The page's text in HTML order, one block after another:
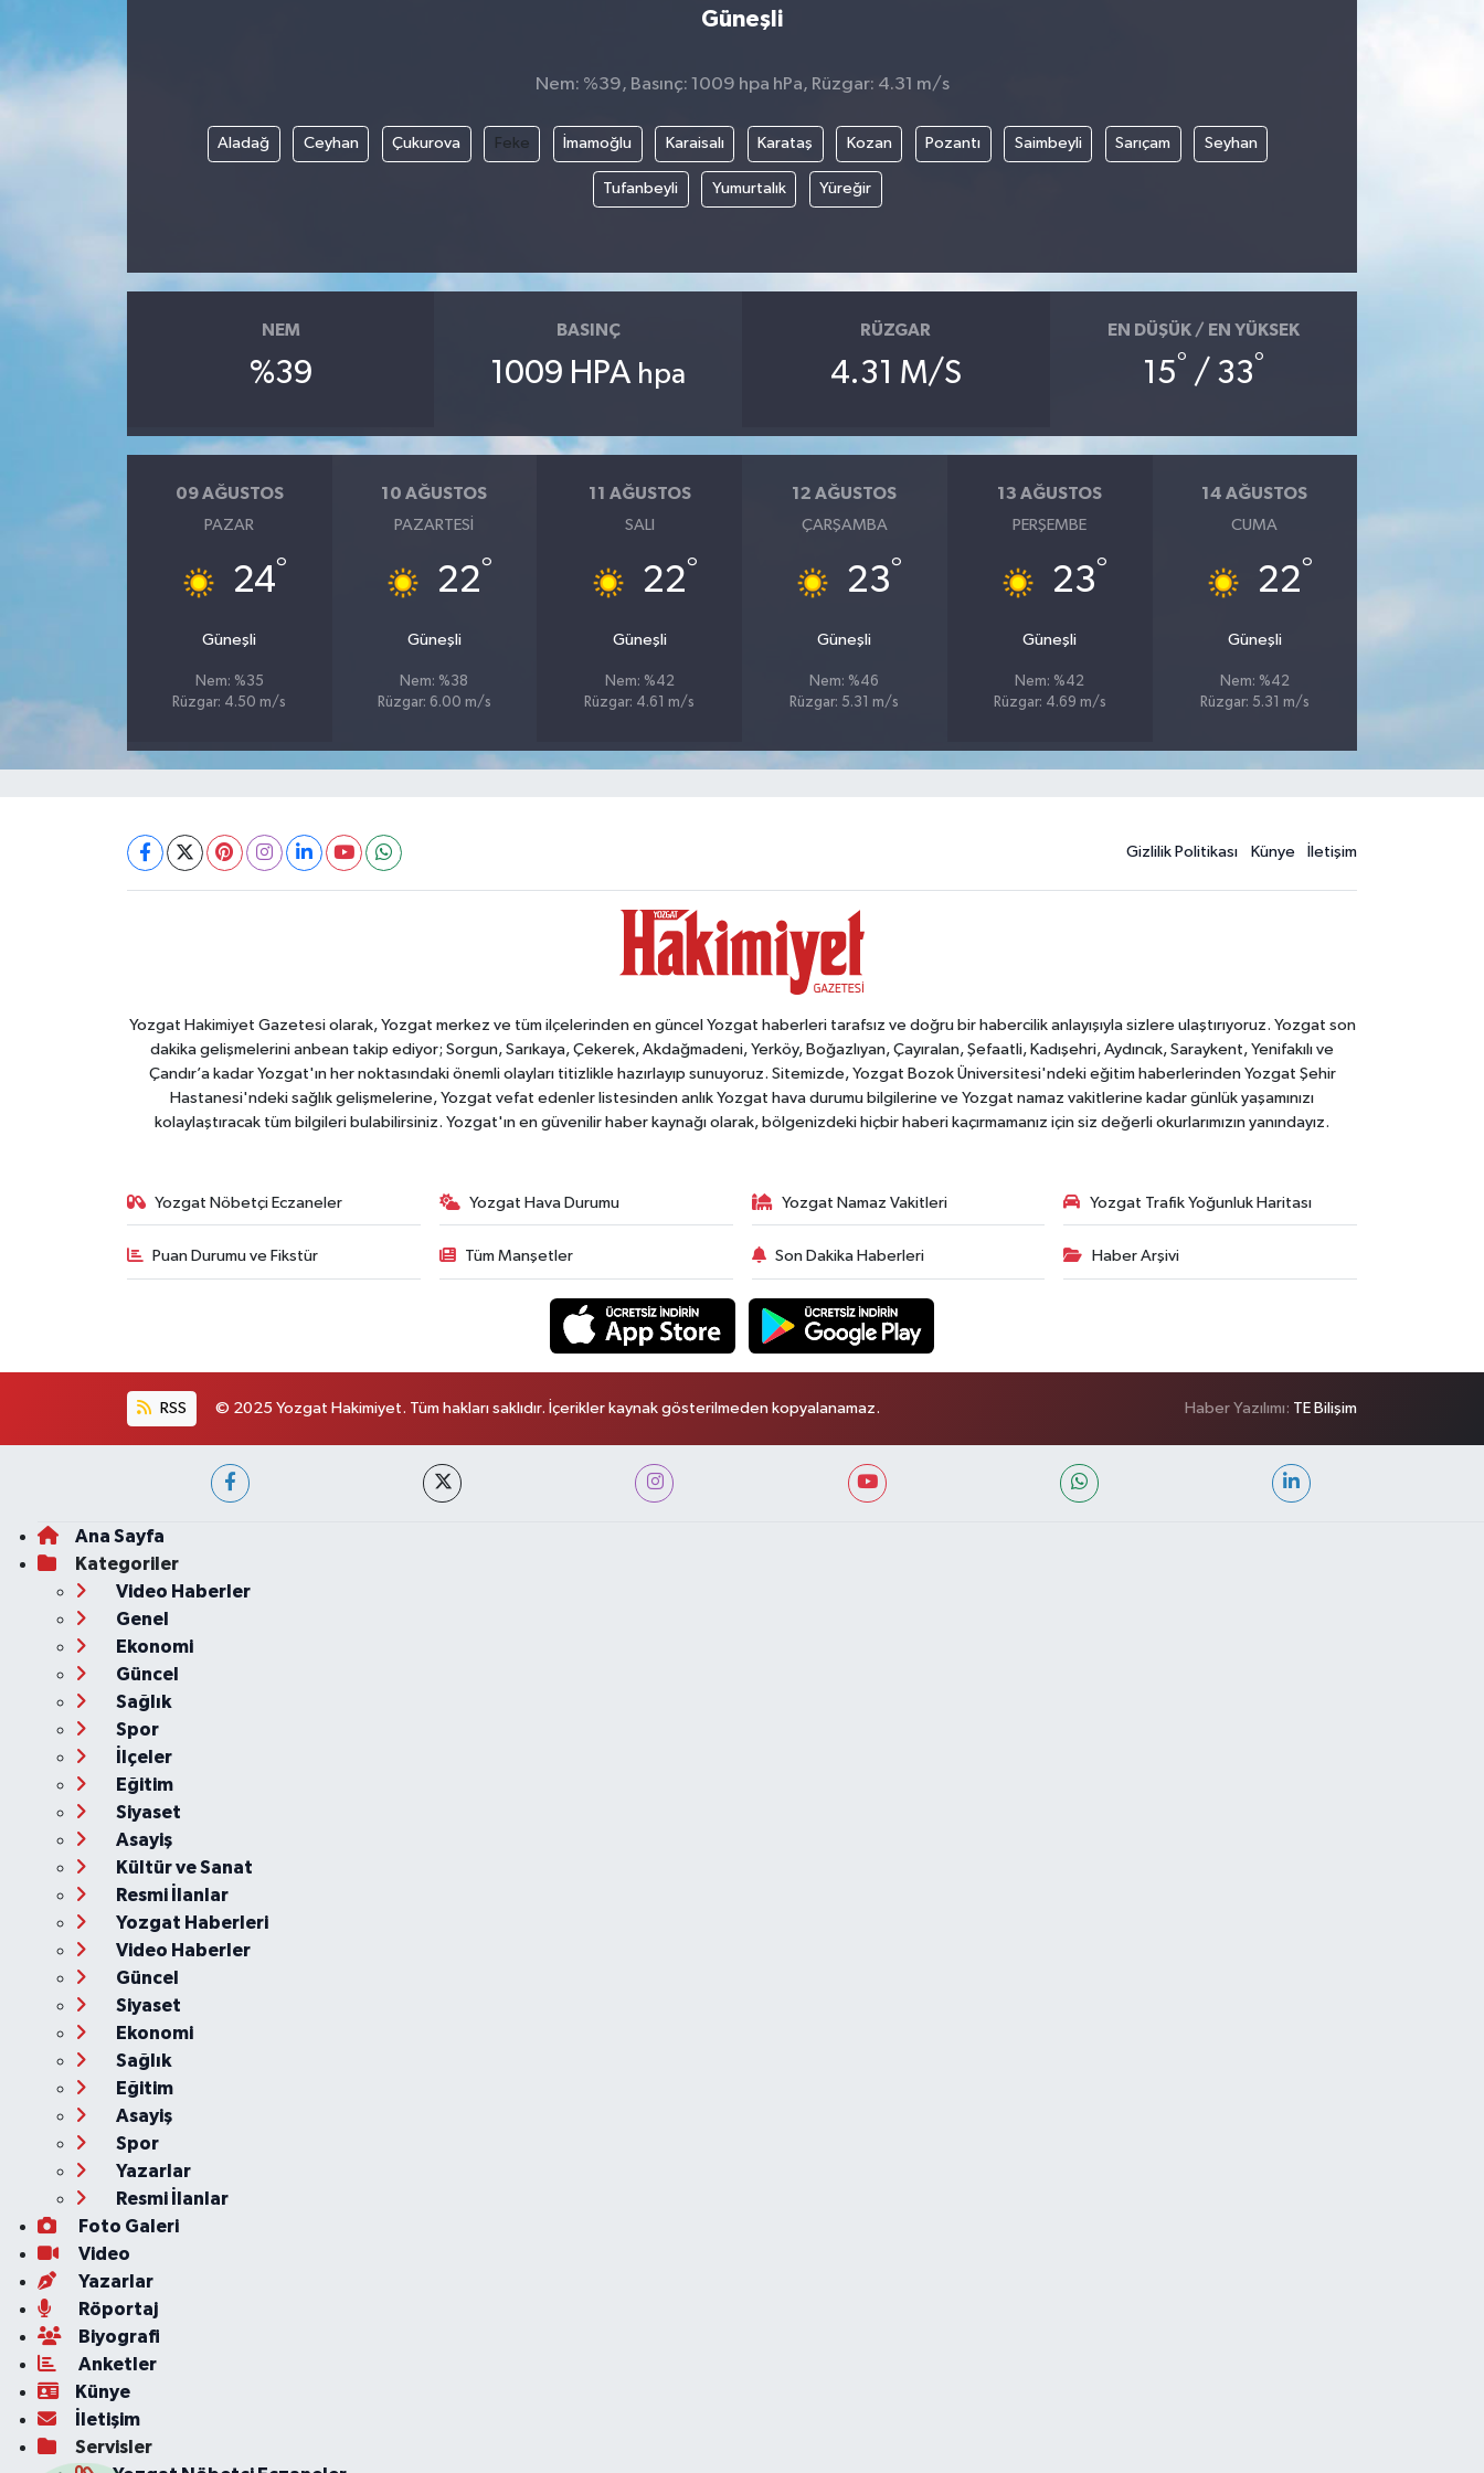
Güneşli
Nem: %39, Basınç: 1009 hpa hPa, Rüzgar: 4.31 m/s
Aladağ Ceyhan Çukurova Feke İmamoğlu Karaisalı Karataş Kozan Pozantı Saimbeyli Sarıçam Seyhan
Tufanbeyli Yumurtalık Yüreğir
NEM
%39
BASINÇ
1009 HPA hpa
RÜZGAR
4.31 M/S
EN DÜŞÜK / EN YÜKSEK
15° / 33°
09 AĞUSTOS
PAZAR
24°
Güneşli
Nem: %35
Rüzgar: 4.50 m/s
10 AĞUSTOS
PAZARTESI
22°
Güneşli
Nem: %38
Rüzgar: 6.00 m/s
11 AĞUSTOS
SALI
22°
Güneşli
Nem: %42
Rüzgar: 4.61 m/s
12 AĞUSTOS
ÇARŞAMBA
23°
Güneşli
Nem: %46
Rüzgar: 5.31 m/s
13 AĞUSTOS
PERŞEMBE
23°
Güneşli
Nem: %42
Rüzgar: 4.69 m/s
14 AĞUSTOS
CUMA
22°
Güneşli
Nem: %42
Rüzgar: 5.31 m/s
Gizlilik Politikası Künye İletişim
Yozgat Hakimiyet Gazetesi olarak, Yozgat merkez ve tüm ilçelerinden en güncel Yozgat haberleri tarafsız ve doğru bir habercilik anlayışıyla sizlere ulaştırıyoruz. Yozgat son
dakika gelişmelerini anbean takip ediyor; Sorgun, Sarıkaya, Çekerek, Akdağmadeni, Yerköy, Boğazlıyan, Çayıralan, Şefaatli, Kadışehri, Aydıncık, Saraykent, Yenifakılı ve
Çandır’a kadar Yozgat'ın her noktasındaki önemli olayları titizlikle hazırlayıp sunuyoruz. Sitemizde, Yozgat Bozok Üniversitesi'ndeki eğitim haberlerinden Yozgat Şehir
Hastanesi'ndeki sağlık gelişmelerine, Yozgat vefat edenler listesinden anlık Yozgat hava durumu bilgilerine ve Yozgat namaz vakitlerine kadar günlük yaşamınızı
kolaylaştıracak tüm bilgileri bulabilirsiniz. Yozgat'ın en güvenilir haber kaynağı olarak, bölgenizdeki hiçbir haberi kaçırmamanız için siz değerli okurlarımızın yanındayız.
Yozgat Nöbetçi Eczaneler Yozgat Hava Durumu Yozgat Namaz Vakitleri Yozgat Trafik Yoğunluk Haritası
Puan Durumu ve Fikstür Tüm Manşetler Son Dakika Haberleri Haber Arşivi
RSS © 2025 Yozgat Hakimiyet. Tüm hakları saklıdır. İçerikler kaynak gösterilmeden kopyalanamaz. Haber Yazılımı: TE Bilişim
Ana Sayfa
Kategoriler
Video Haberler
Genel
Ekonomi
Güncel
Sağlık
Spor
İlçeler
Eğitim
Siyaset
Asayiş
Kültür ve Sanat
Resmi İlanlar
Yozgat Haberleri
Video Haberler
Güncel
Siyaset
Ekonomi
Sağlık
Eğitim
Asayiş
Spor
Yazarlar
Resmi İlanlar
Foto Galeri
Video
Yazarlar
Röportaj
Biyografi
Anketler
Künye
İletişim
Servisler